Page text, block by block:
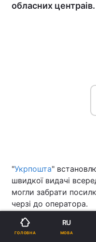
обласних центраів.
"Укрпошта"
швидкої видачі
могли забрати
черзі до оператора.
Як повідомила
відправлень
ГОЛОВНА
RU
МОВА